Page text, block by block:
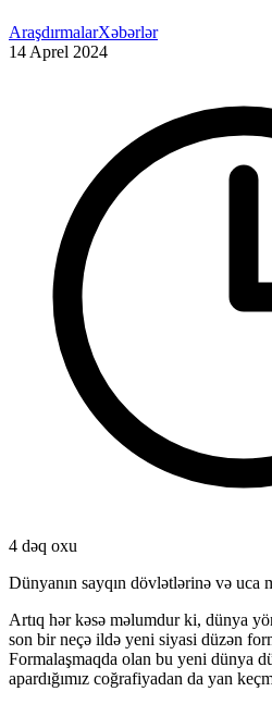
AraşdırmalarXəbərlər
14 Aprel 2024
4 dəq oxu
Dünyanın sayqın dövlətlərinə və uca
Artıq hər kəsə məlumdur ki, dünya
son bir neçə ildə yeni siyasi düzən
Formalaşmaqda olan bu yeni dünya
apardığımız coğrafiyadan da yan